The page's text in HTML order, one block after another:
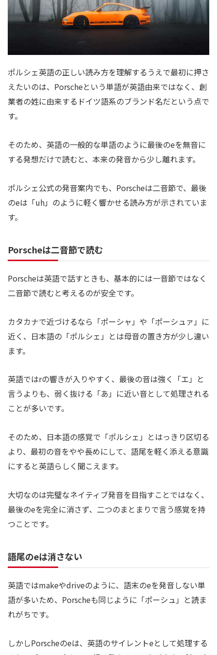
ポルシェ英語の正しい読み方を理解するうえで最初に押さ
えたいのは、Porscheという単語が英語由来ではなく、創
業者の姓に由来するドイツ語系のブランド名だという点で
す。
そのため、英語の一般的な単語のように最後のeを無音に
する発想だけで読むと、本来の発音から少し離れます。
ポルシェ公式の発音案内でも、Porscheは二音節で、最後
のeは「uh」のように軽く響かせる読み方が示されていま
す。
Porscheは二音節で読む
Porscheは英語で話すときも、基本的には一音節ではなく
二音節で読むと考えるのが安全です。
カタカナで近づけるなら「ポーシャ」や「ポーシュァ」に
近く、日本語の「ポルシェ」とは母音の置き方が少し違い
ます。
英語ではrの響きが入りやすく、最後の音は強く「エ」と
言うよりも、弱く抜ける「あ」に近い音として処理される
ことが多いです。
そのため、日本語の感覚で「ポルシェ」とはっきり区切る
より、最初の音をやや長めにして、語尾を軽く添える意識
にすると英語らしく聞こえます。
大切なのは完璧なネイティブ発音を目指すことではなく、
最後のeを完全に消さず、二つのまとまりで言う感覚を持
つことです。
語尾のeは消さない
英語ではmakeやdriveのように、語末のeを発音しない単
語が多いため、Porscheも同じように「ポーシュ」と読ま
れがちです。
しかしPorscheのeは、英語のサイレントeとして処理する